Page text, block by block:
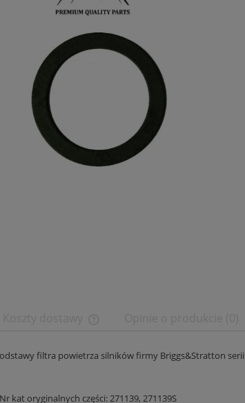
Cena nie zawiera ewentualnych
filtra powietrza silników firmy Briggs&Stratton serii
kat oryginalnych części: 271139, 271139S